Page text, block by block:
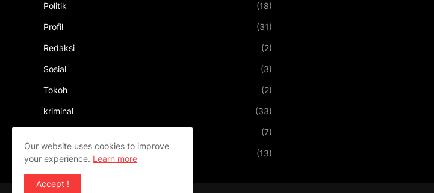
Politik (18)
Profil (31)
Redaksi (2)
Sosial (3)
Tokoh (2)
kriminal (33)
(7)
pariwisata (13)
Our website uses cookies to improve
your experience. Learn more
Accept !